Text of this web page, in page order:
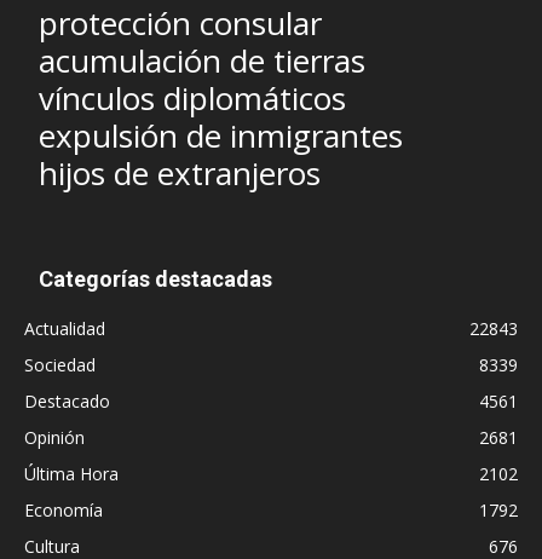
protección consular
acumulación de tierras
vínculos diplomáticos
expulsión de inmigrantes
hijos de extranjeros
Categorías destacadas
Actualidad
22843
Sociedad
8339
Destacado
4561
Opinión
2681
Última Hora
2102
Economía
1792
Cultura
676